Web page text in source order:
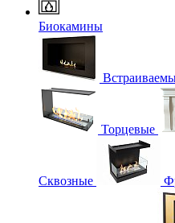
Биокамины
Торцевые
Сквозные